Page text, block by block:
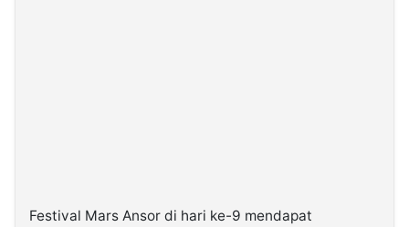
Festival Mars Ansor di hari ke-9 mendapat